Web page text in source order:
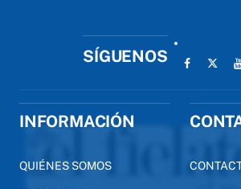
SÍGUENOS
INFORMACIÓN
QUIÉNES SOMOS